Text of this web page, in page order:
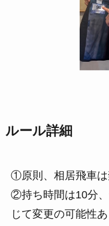
ルール詳細
①原則、相居飛車は
②持ち時間は10分
じて変更の可能性あ